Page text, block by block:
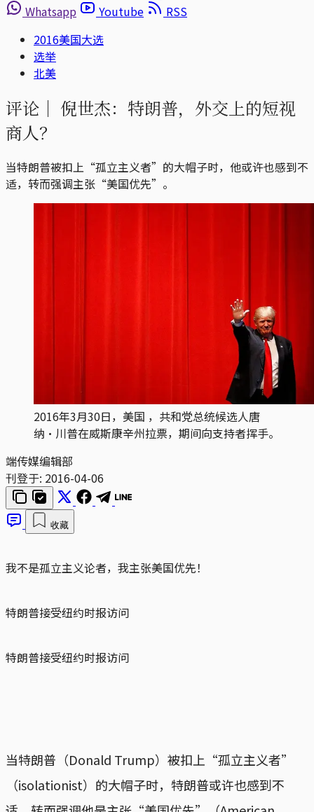
Whatsapp
Youtube
RSS
2016美国大选
选举
北美
评论｜ 倪世杰：特朗普，外交上的短视
商人？
当特朗普被扣上“孤立主义者”的大帽子时，他或许也感到不
适，转而强调主张“美国优先”。
2016年3月30日，美国 ，共和党总统候选人唐
纳‧川普在威斯康辛州拉票，期间向支持者挥手。
端传媒编辑部
刊登于: 2016-04-06
收藏
我不是孤立主义论者，我主张美国优先！
特朗普接受纽约时报访问
特朗普接受纽约时报访问
当特朗普（Donald Trump）被扣上“孤立主义者”
（isolationist）的大帽子时，特朗普或许也感到不